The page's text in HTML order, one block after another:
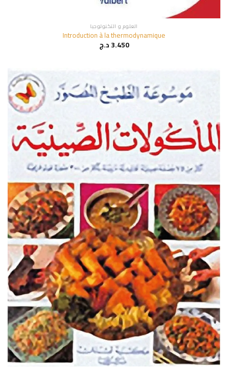
العلوم و التكنولوجيا
Introduction à la thermodynamique
3.450د.ج